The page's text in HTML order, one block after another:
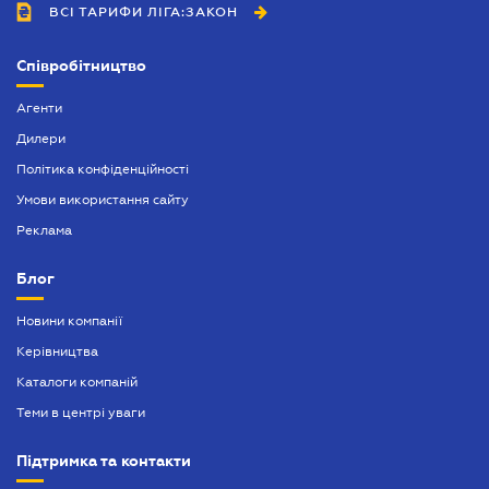
Засвідчення копій документів
Нотаріальне посвідчення договорів
Нотаріально завірений переклад
Оформлення афідевіта
Оформлення довіреності
Попередій договір
Посвідчення нотаріальних заяв
ВСІ ТАРИФИ ЛІГА:ЗАКОН
Співробітництво
Агенти
Дилери
Політика конфіденційності
Умови використання сайту
Реклама
Блог
Новини компанії
Керівництва
Каталоги компаній
Теми в центрі уваги
Підтримка та контакти